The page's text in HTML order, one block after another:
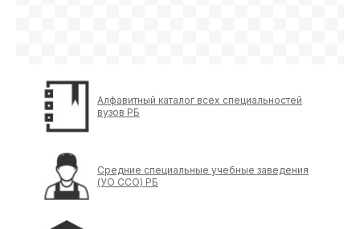
Алфавитный каталог всех специальностей
вузов РБ
Средние специальные учебные заведения
(УО ССО) РБ